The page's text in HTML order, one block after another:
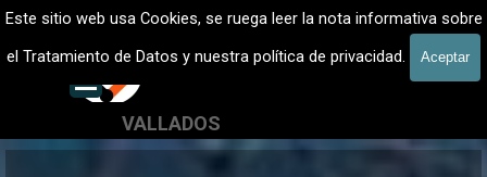
Este sitio web usa Cookies, se ruega leer la nota informativa sobre
el Tratamiento de Datos y nuestra política de privacidad.
Aceptar
Vaya al ContenidoVALLADOS METALICOS MADRID - VALLADO DE FINCAS
Vallados de fincas, Cercados
VALLADOS
601 900 178